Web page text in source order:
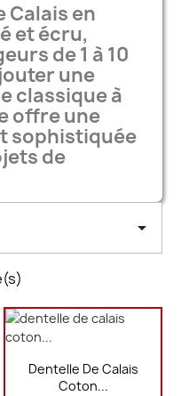
Calais en
et écru,
de 1 à 10
une
classique à
offre une
sophistiquée
de

Aperçu rapide
Dentelle De Calais
Coton...